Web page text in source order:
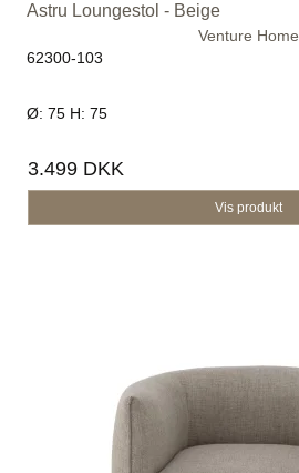
Astru Loungestol - Beige
Venture Home
62300-103
Ø: 75 H: 75
3.499 DKK
Vis produkt